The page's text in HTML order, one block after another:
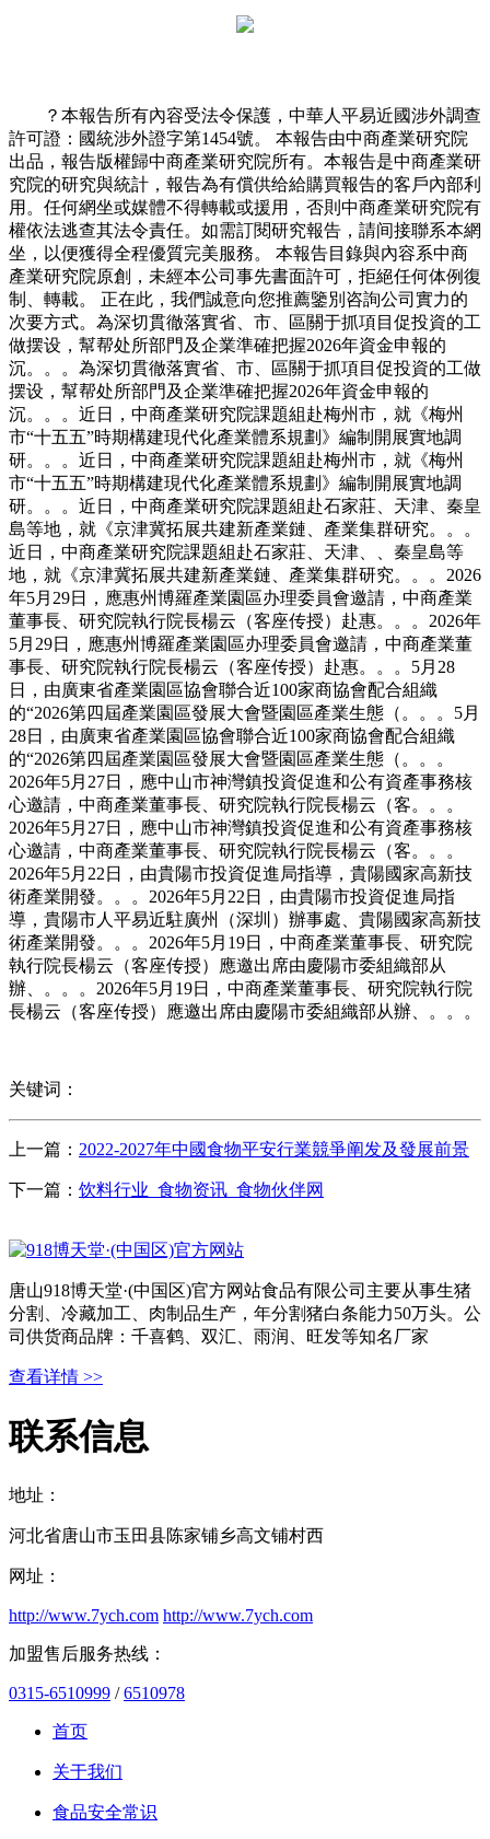
？本報告所有內容受法令保護，中華人平易近國涉外調查
許可證：國統涉外證字第1454號。 本報告由中商產業研究院
出品，報告版權歸中商產業研究院所有。本報告是中商產業研
究院的研究與統計，報告為有償供给給購買報告的客戶內部利
用。任何網坐或媒體不得轉載或援用，否則中商產業研究院有
權依法逃查其法令責任。如需訂閱研究報告，請间接聯系本網
坐，以便獲得全程優質完美服務。 本報告目錄與內容系中商
產業研究院原創，未經本公司事先書面許可，拒絕任何体例復
制、轉載。 正在此，我們誠意向您推薦鑒別咨詢公司實力的
次要方式。為深切貫徹落實省、市、區關于抓項目促投資的工
做摆设，幫帮处所部門及企業準確把握2026年資金申報的
沉。。。為深切貫徹落實省、市、區關于抓項目促投資的工做
摆设，幫帮处所部門及企業準確把握2026年資金申報的
沉。。。近日，中商產業研究院課題組赴梅州市，就《梅州
市“十五五”時期構建現代化產業體系規劃》編制開展實地調
研。。。近日，中商產業研究院課題組赴梅州市，就《梅州
市“十五五”時期構建現代化產業體系規劃》編制開展實地調
研。。。近日，中商產業研究院課題組赴石家莊、天津、秦皇
島等地，就《京津冀拓展共建新產業鏈、產業集群研究。。。
近日，中商產業研究院課題組赴石家莊、天津、、秦皇島等
地，就《京津冀拓展共建新產業鏈、產業集群研究。。。2026
年5月29日，應惠州博羅產業園區办理委員會邀請，中商產業
董事長、研究院執行院長楊云（客座传授）赴惠。。。2026年
5月29日，應惠州博羅產業園區办理委員會邀請，中商產業董
事長、研究院執行院長楊云（客座传授）赴惠。。。5月28
日，由廣東省產業園區協會聯合近100家商協會配合組織
的“2026第四屆產業園區發展大會暨園區產業生態（。。。5月
28日，由廣東省產業園區協會聯合近100家商協會配合組織
的“2026第四屆產業園區發展大會暨園區產業生態（。。。
2026年5月27日，應中山市神灣鎮投資促進和公有資產事務核
心邀請，中商產業董事長、研究院執行院長楊云（客。。。
2026年5月27日，應中山市神灣鎮投資促進和公有資產事務核
心邀請，中商產業董事長、研究院執行院長楊云（客。。。
2026年5月22日，由貴陽市投資促進局指導，貴陽國家高新技
術產業開發。。。2026年5月22日，由貴陽市投資促進局指
導，貴陽市人平易近駐廣州（深圳）辦事處、貴陽國家高新技
術產業開發。。。2026年5月19日，中商產業董事長、研究院
執行院長楊云（客座传授）應邀出席由慶陽市委組織部从
辦、。。。2026年5月19日，中商產業董事長、研究院執行院
長楊云（客座传授）應邀出席由慶陽市委組織部从辦、。。。
关键词：
上一篇： 2022-2027年中國食物平安行業競爭阐发及發展前景
下一篇： 饮料行业_食物资讯_食物伙伴网
唐山918博天堂·(中国区)官方网站食品有限公司主要从事生猪
分割、冷藏加工、肉制品生产，年分割猪白条能力50万头。公
司供货商品牌：千喜鹤、双汇、雨润、旺发等知名厂家
查看详情 >>
联系信息
地址：
河北省唐山市玉田县陈家铺乡高文铺村西
网址：
http://www.7ych.com http://www.7ych.com
加盟售后服务热线：
0315-6510999 /6510978
首页
关于我们
食品安全常识